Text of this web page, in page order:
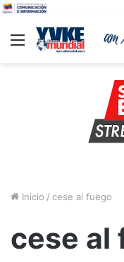
Menu
Inicio / cese al fuego
cese al